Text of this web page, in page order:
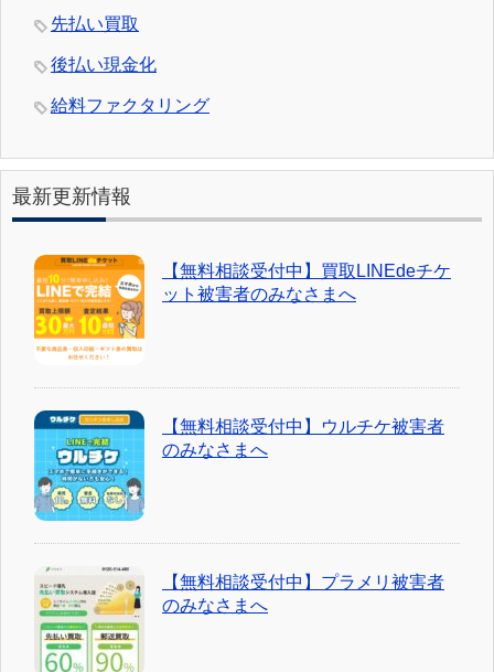
先払い買取
後払い現金化
給料ファクタリング
最新更新情報
【無料相談受付中】買取LINEdeチケ
ット被害者のみなさまへ
【無料相談受付中】ウルチケ被害者
のみなさまへ
【無料相談受付中】プラメリ被害者
のみなさまへ